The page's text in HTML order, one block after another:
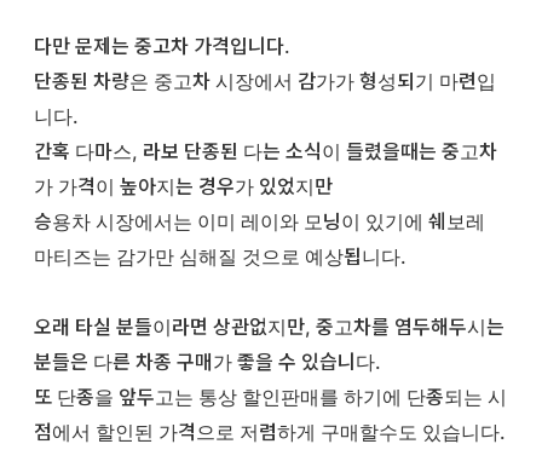
다만 문제는 중고차 가격입니다.
단종된 차량은 중고차 시장에서 감가가 형성되기 마련입
니다.
간혹 다마스, 라보 단종된 다는 소식이 들렸을때는 중고차
가 가격이 높아지는 경우가 있었지만
승용차 시장에서는 이미 레이와 모닝이 있기에 쉐보레
마티즈는 감가만 심해질 것으로 예상됩니다.
오래 타실 분들이라면 상관없지만, 중고차를 염두해두시는
분들은 다른 차종 구매가 좋을 수 있습니다.
또 단종을 앞두고는 통상 할인판매를 하기에 단종되는 시
점에서 할인된 가격으로 저렴하게 구매할수도 있습니다.